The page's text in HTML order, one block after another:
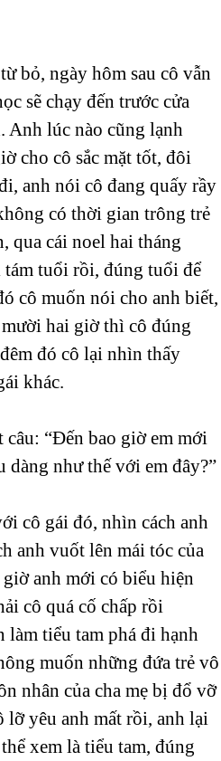
bỏ, ngày hôm sau cô vẫn
sẽ chạy đến trước cửa
Anh lúc nào cũng lạnh
cho cô sắc mặt tốt, đôi
anh nói cô đang quấy rầy
có thời gian trông trẻ
qua cái noel hai tháng
tuổi rồi, đúng tuổi để
cô muốn nói cho anh biết,
hai giờ thì cô đúng
đó cô lại nhìn thấy
khác.
“Đến bao giờ em mới
dàng như thế với em đây?”
cô gái đó, nhìn cách anh
anh vuốt lên mái tóc của
anh mới có biểu hiện
cô quá cố chấp rồi
tiểu tam phá đi hạnh
muốn những đứa trẻ vô
nhân của cha mẹ bị đổ vỡ
yêu anh mất rồi, anh lại
xem là tiểu tam, đúng